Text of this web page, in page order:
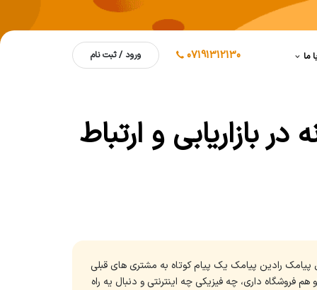
ما 07191312130 ورود / ثبت نام
بازاریابی و ارتباط
رادین پیامک یک پیام کوتاه به مشتری های قبلی
تو هم فروشگاه داری، چه فیزیکی چه اینترنتی و دنبال یه راه